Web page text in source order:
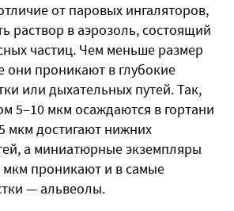
от паровых ингаляторов,
раствор в аэрозоль, состоящий
частиц. Чем меньше размер
они проникают в глубокие
или дыхательных путей. Так,
5–10 мкм осаждаются в гортани
мкм достигают нижних
а миниатюрные экземпляры
проникают и в самые
— альвеолы.